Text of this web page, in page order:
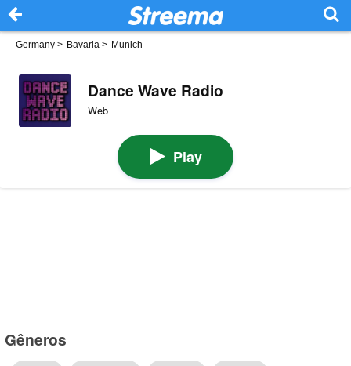
Germany > Bavaria > Munich
Dance Wave Radio
Web
Play
Gêneros